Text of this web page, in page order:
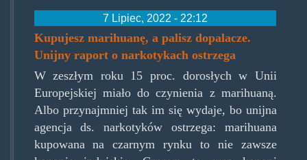
7 Lipiec, 2022 - 22:12
Kupujesz marihuanę, a palisz dopalacze.
Unijny raport o narkotykach ostrzega
W zeszłym roku 15 proc. dorosłych w Unii
Europejskiej miało do czynienia z marihuaną.
Albo przynajmniej tak im się wydaje, bo unijna
agencja ds. narkotyków ostrzega: marihuana
kupowana na czarnym rynku to nie zawsze